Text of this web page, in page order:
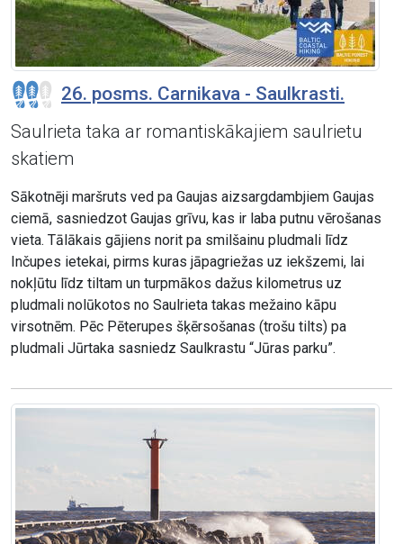
26. posms. Carnikava - Saulkrasti.
Saulrieta taka ar romantiskākajiem saulrietu
skatiem
Sākotnēji maršruts ved pa Gaujas aizsargdambjiem Gaujas
ciemā, sasniedzot Gaujas grīvu, kas ir laba putnu vērošanas
vieta. Tālākais gājiens norit pa smilšainu pludmali līdz
Inčupes ietekai, pirms kuras jāpagriežas uz iekšzemi, lai
nokļūtu līdz tiltam un turpmākos dažus kilometrus uz
pludmali nolūkotos no Saulrieta takas mežaino kāpu
virsotnēm. Pēc Pēterupes šķērsošanas (trošu tilts) pa
pludmali Jūrtaka sasniedz Saulkrastu “Jūras parku”.